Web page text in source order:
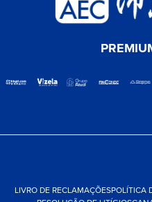
LIVRO DE RECLAMAÇÕESPOLÍTICA